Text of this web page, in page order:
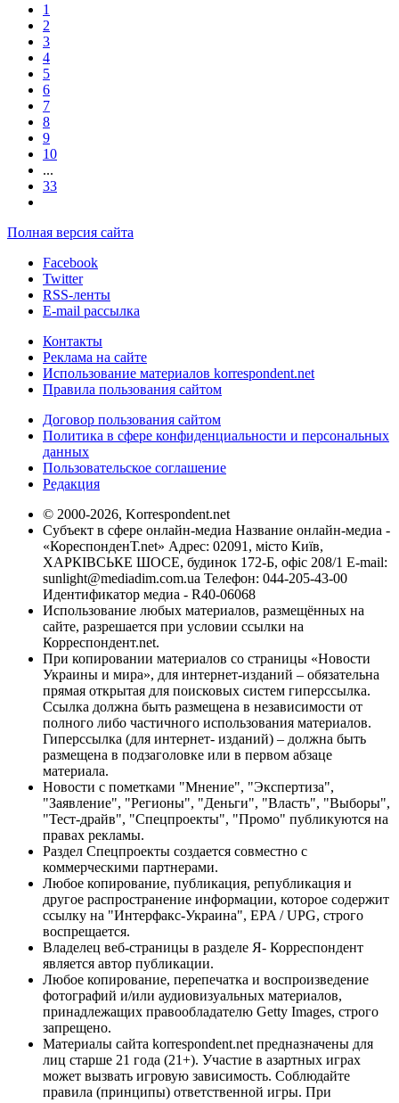
1
2
3
4
5
6
7
8
9
10
...
33
Полная версия сайта
Facebook
Twitter
RSS-ленты
E-mail рассылка
Контакты
Реклама на сайте
Использование материалов korrespondent.net
Правила пользования сайтом
Договор пользования сайтом
Политика в сфере конфиденциальности и персональных
данных
Пользовательское соглашение
Редакция
© 2000-2026, Korrespondent.net
Субъект в сфере онлайн-медиа Название онлайн-медиа -
«КореспонденТ.net» Адрес: 02091, місто Київ,
ХАРКІВСЬКЕ ШОСЕ, будинок 172-Б, офіс 208/1 E-mail:
sunlight@mediadim.com.ua Телефон: 044-205-43-00
Идентификатор медиа - R40-06068
Использование любых материалов, размещённых на
сайте, разрешается при условии ссылки на
Корреспондент.net.
При копировании материалов со страницы «Новости
Украины и мира», для интернет-изданий – обязательна
прямая открытая для поисковых систем гиперссылка.
Ссылка должна быть размещена в независимости от
полного либо частичного использования материалов.
Гиперссылка (для интернет- изданий) – должна быть
размещена в подзаголовке или в первом абзаце
материала.
Новости с пометками "Мнение", "Экспертиза",
"Заявление", "Регионы", "Деньги", "Власть", "Выборы",
"Тест-драйв", "Спецпроекты", "Промо" публикуются на
правах рекламы.
Раздел Спецпроекты создается совместно с
коммерческими партнерами.
Любое копирование, публикация, републикация и
другое распространение информации, которое содержит
ссылку на "Интерфакс-Украина", EPA / UPG, строго
воспрещается.
Владелец веб-страницы в разделе Я- Корреспондент
является автор публикации.
Любое копирование, перепечатка и воспроизведение
фотографий и/или аудиовизуальных материалов,
принадлежащих правообладателю Getty Images, строго
запрещено.
Материалы сайта korrespondent.net предназначены для
лиц старше 21 года (21+). Участие в азартных играх
может вызвать игровую зависимость. Соблюдайте
правила (принципы) ответственной игры. При